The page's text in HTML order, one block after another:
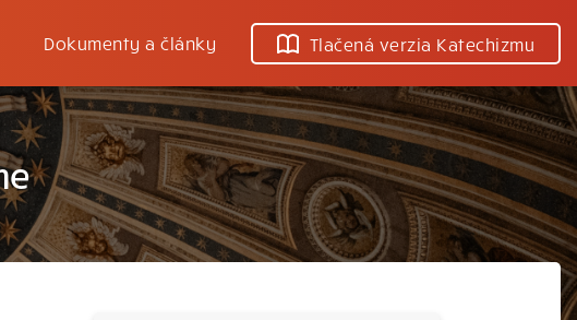
Dokumenty a články Tlačená verzia Katechizmu